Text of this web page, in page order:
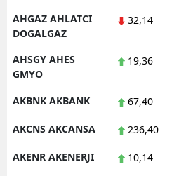
AHGAZ AHLATCI
DOGALGAZ
32,14
AHSGY AHES
GMYO
19,36
AKBNK AKBANK 67,40
AKCNS AKCANSA 236,40
AKENR AKENERJI 10,14